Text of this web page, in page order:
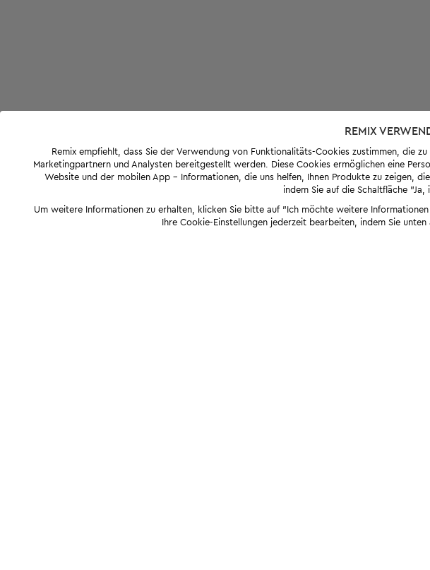
REMIX
Remix empfiehlt, dass Sie der Verwendung von Funktionalitäts-Cookies zustimmen, die
Marketingpartnern und Analysten bereitgestellt werden. Diese Cookies ermöglichen eine
Website und der mobilen App - Informationen, die uns helfen, Ihnen Produkte zu zeigen,
indem Sie auf die Schaltfläche "Ja,
Um weitere Informationen zu erhalten, klicken Sie bitte auf "Ich möchte weitere
Ihre Cookie-Einstellungen jederzeit bearbeiten, indem Sie